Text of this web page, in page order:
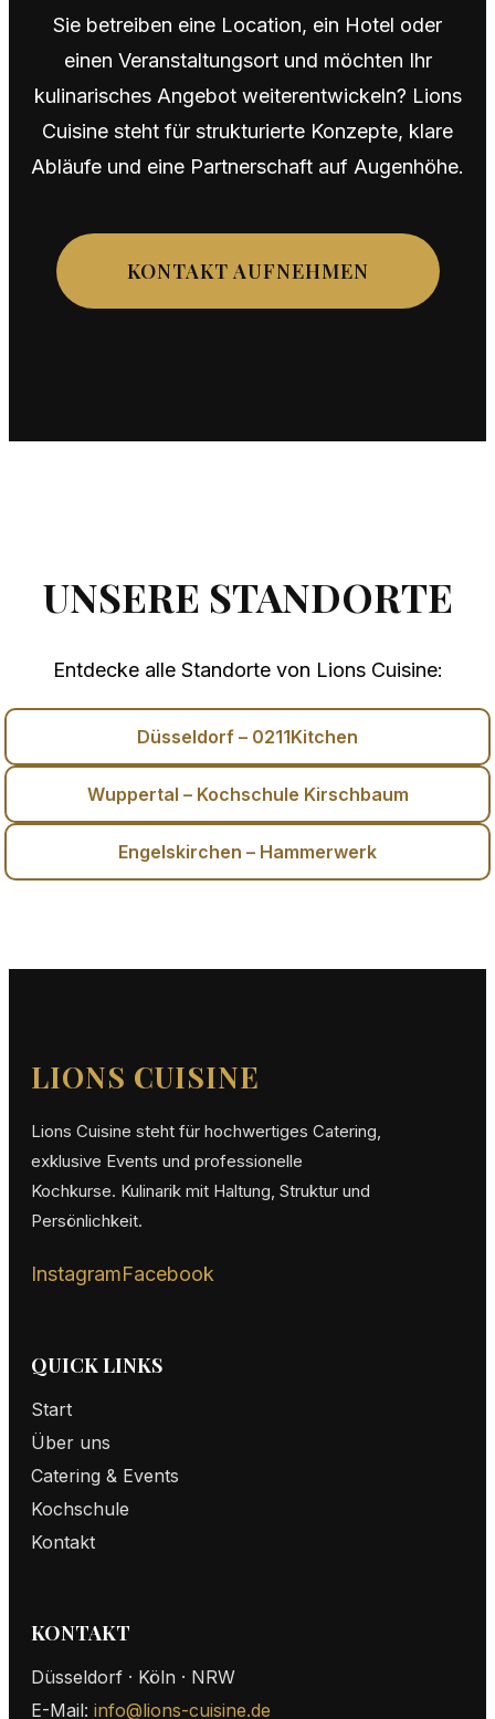
Sie betreiben eine Location, ein Hotel oder
einen Veranstaltungsort und möchten Ihr
kulinarisches Angebot weiterentwickeln? Lions
Cuisine steht für strukturierte Konzepte, klare
Abläufe und eine Partnerschaft auf Augenhöhe.
KONTAKT AUFNEHMEN
UNSERE STANDORTE
Entdecke alle Standorte von Lions Cuisine:
Düsseldorf – 0211Kitchen
Wuppertal – Kochschule Kirschbaum
Engelskirchen – Hammerwerk
LIONS CUISINE
Lions Cuisine steht für hochwertiges Catering,
exklusive Events und professionelle
Kochkurse. Kulinarik mit Haltung, Struktur und
Persönlichkeit.
InstagramFacebook
QUICK LINKS
Start
Über uns
Catering & Events
Kochschule
Kontakt
KONTAKT
Düsseldorf · Köln · NRW
E-Mail: info@lions-cuisine.de